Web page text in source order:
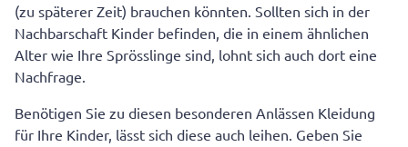
(zu späterer Zeit) brauchen könnten. Sollten sich in der
Nachbarschaft Kinder befinden, die in einem ähnlichen
Alter wie Ihre Sprösslinge sind, lohnt sich auch dort eine
Nachfrage.
Benötigen Sie zu diesen besonderen Anlässen Kleidung
für Ihre Kinder, lässt sich diese auch leihen. Geben Sie